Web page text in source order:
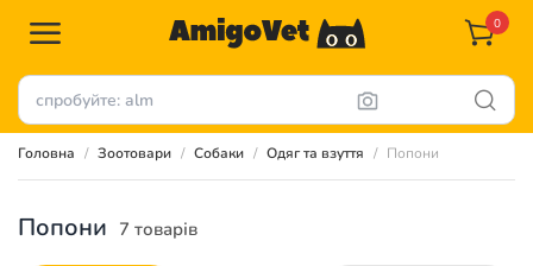
0
Головна Зоотовари Собаки Одяг та взуття Попони
Попони 7 товарів